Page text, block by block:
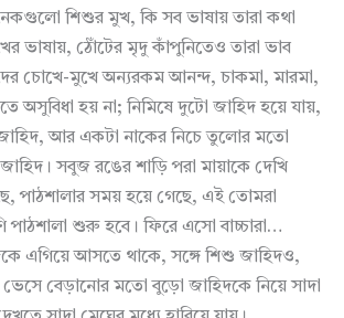
শিশুর মুখ, কি সব ভাষায় তারা কথা
ভাষায়, ঠোঁটের মৃদু কাঁপুনিতেও তারা ভাব
চোখে-মুখে অন্যরকম আনন্দ, চাকমা, মারমা,
অসুবিধা হয় না; নিমিষে দুটো জাহিদ হয়ে যায়,
আর একটা নাকের নিচে তুলোর মতো
সবুজ রঙের শাড়ি পরা মায়াকে দেখি
পাঠশালার সময় হয়ে গেছে, এই তোমরা
পাঠশালা শুরু হবে। ফিরে এসো বাচ্চারা…
এগিয়ে আসতে থাকে, সঙ্গে শিশু জাহিদও,
বেড়ানোর মতো বুড়ো জাহিদকে নিয়ে সাদা